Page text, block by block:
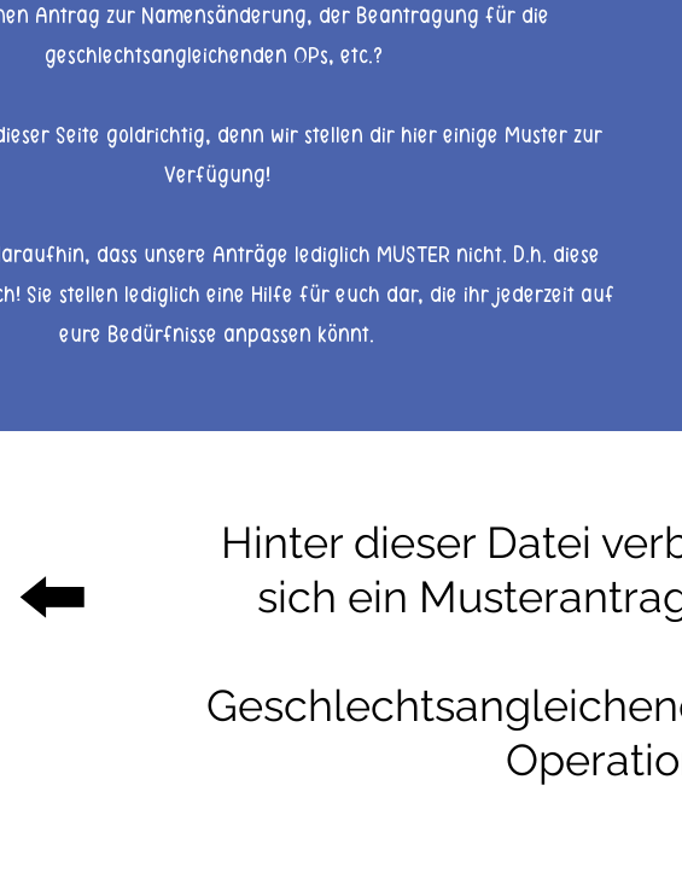
Antrag zur Namensänderung, der Beantragung für die
geschlechtsangleichenden OPs, etc.?
Seite goldrichtig, denn wir stellen dir hier einige Muster zur
Verfügung!
dass unsere Anträge lediglich MUSTER nicht. D.h. diese
Sie stellen lediglich eine Hilfe für euch dar, die ihr jederzeit auf
eure Bedürfnisse anpassen könnt.
⬅️
Hinter dieser Datei
sich ein